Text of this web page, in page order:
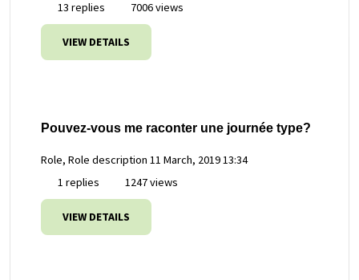
13 replies
7006 views
VIEW DETAILS
Pouvez-vous me raconter une journée type?
Role, Role description 11 March, 2019 13:34
1 replies
1247 views
VIEW DETAILS